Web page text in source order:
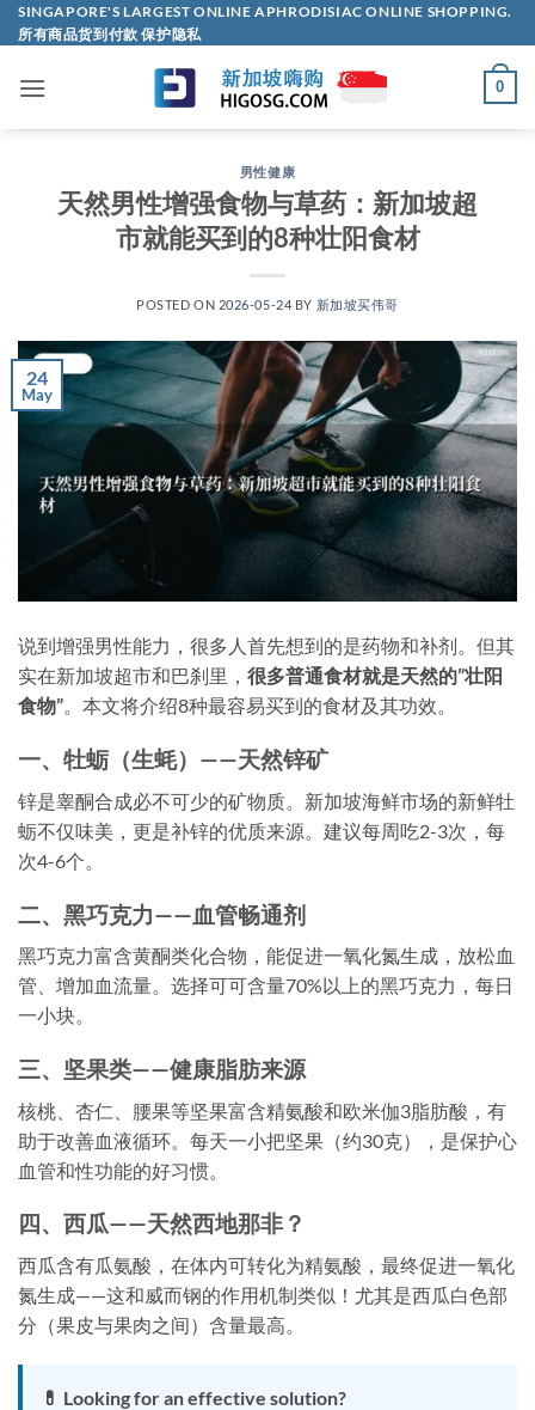
Skip
to
SINGAPORE'S LARGEST ONLINE APHRODISIAC ONLINE SHOPPING.
所有商品货到付款 保护隐私
0
男性健康
天然男性增强食物与草药：新加坡超
市就能买到的8种壮阳食材
POSTED ON 2026-05-24 BY 新加坡买伟哥
24
May
说到增强男性能力，很多人首先想到的是药物和补剂。但其
实在新加坡超市和巴刹里， 很多普通食材就是天然的”壮阳
食物”。本文将介绍8种最容易买到的食材及其功效。
一、牡蛎（生蚝）——天然锌矿
锌是睾酮合成必不可少的矿物质。新加坡海鲜市场的新鲜牡
蛎不仅味美，更是补锌的优质来源。建议每周吃2-3次，每
次4-6个。
二、黑巧克力——血管畅通剂
黑巧克力富含黄酮类化合物，能促进一氧化氮生成，放松血
管、增加血流量。选择可可含量70%以上的黑巧克力，每日
一小块。
三、坚果类——健康脂肪来源
核桃、杏仁、腰果等坚果富含精氨酸和欧米伽3脂肪酸，有
助于改善血液循环。每天一小把坚果（约30克），是保护心
血管和性功能的好习惯。
四、西瓜——天然西地那非？
西瓜含有瓜氨酸，在体内可转化为精氨酸，最终促进一氧化
氮生成——这和威而钢的作用机制类似！尤其是西瓜白色部
分（果皮与果肉之间）含量最高。
💊 Looking for an effective solution?